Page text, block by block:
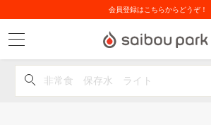
会員登録はこちらからどうぞ！
非常食 保存水 ライト